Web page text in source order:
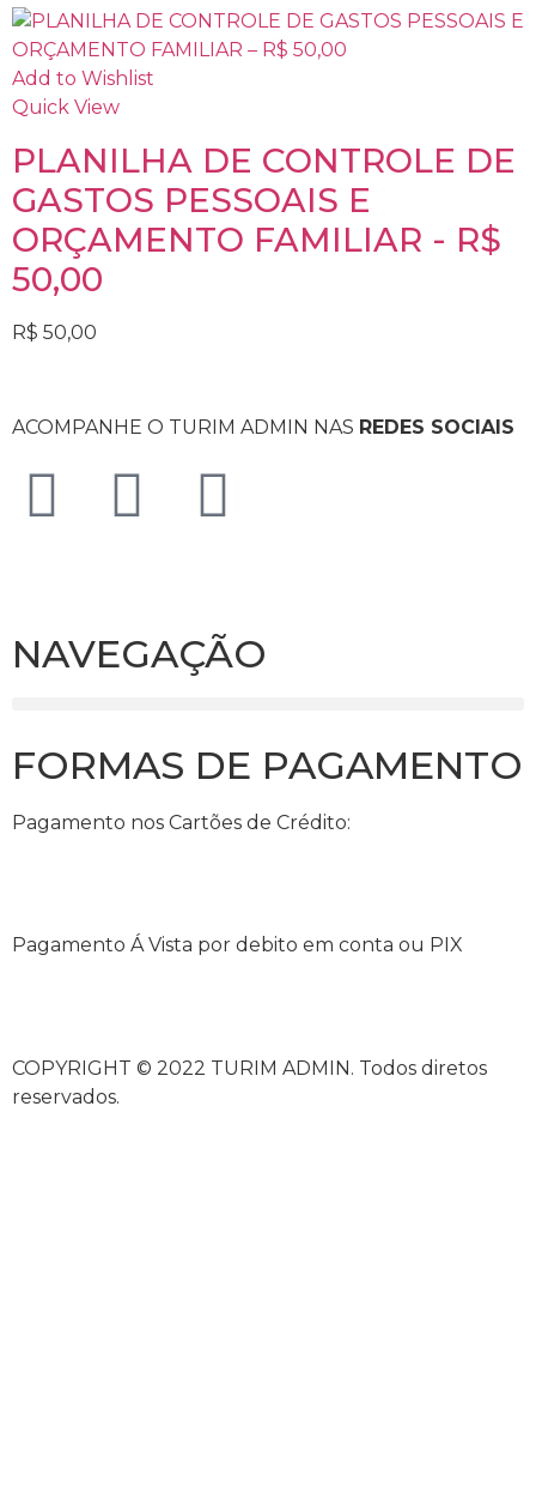
Add to Wishlist
Quick View
PLANILHA DE CONTROLE DE
GASTOS PESSOAIS E
ORÇAMENTO FAMILIAR - R$
50,00
R$ 50,00
ACOMPANHE O TURIM ADMIN NAS REDES SOCIAIS
NAVEGAÇÃO
FORMAS DE PAGAMENTO
Pagamento nos Cartões de Crédito:
Pagamento Á Vista por debito em conta ou PIX
COPYRIGHT © 2022 TURIM ADMIN. Todos diretos
reservados.